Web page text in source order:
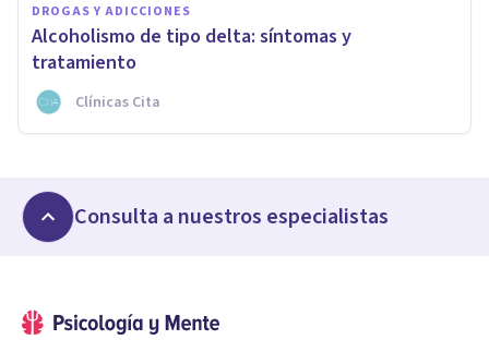
DROGAS Y ADICCIONES
Alcoholismo de tipo delta: síntomas y
tratamiento
Clínicas Cita
Consulta a nuestros especialistas